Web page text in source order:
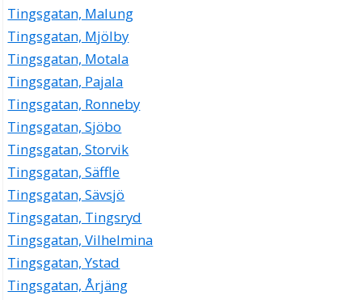
Tingsgatan, Malung
Tingsgatan, Mjölby
Tingsgatan, Motala
Tingsgatan, Pajala
Tingsgatan, Ronneby
Tingsgatan, Sjöbo
Tingsgatan, Storvik
Tingsgatan, Säffle
Tingsgatan, Sävsjö
Tingsgatan, Tingsryd
Tingsgatan, Vilhelmina
Tingsgatan, Ystad
Tingsgatan, Årjäng